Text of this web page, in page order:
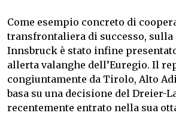
Come esempio concreto di
transfrontaliera di successo, sulla
Innsbruck è stato infine
allerta valanghe dell’Euregio. Il
congiuntamente da Tirolo, Alto
basa su una decisione del Dreier-
recentemente entrato nella sua